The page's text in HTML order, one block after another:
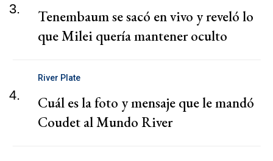
3.
Tenembaum se sacó en vivo y reveló lo
que Milei quería mantener oculto
4.
River Plate
Cuál es la foto y mensaje que le mandó
Coudet al Mundo River